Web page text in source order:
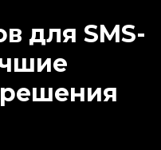
для SMS-